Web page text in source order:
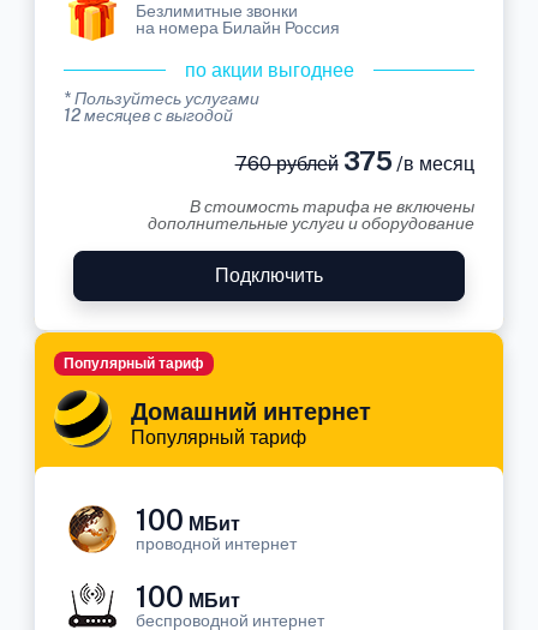
Безлимитные звонки
на номера Билайн Россия
по акции выгоднее
* Пользуйтесь услугами
12 месяцев с выгодой
760 рублей375 /в месяц
В стоимость тарифа не включены
дополнительные услуги и оборудование
Подключить
Домашний интернет
Популярный тариф
Популярный тариф
100 МБит
проводной интернет
100 МБит
беспроводной интернет